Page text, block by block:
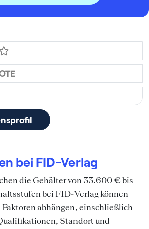
bei FID-Verlag
die Gehälter von 33.600 € bis
bei FID-Verlag können
abhängen, einschließlich
Standort und